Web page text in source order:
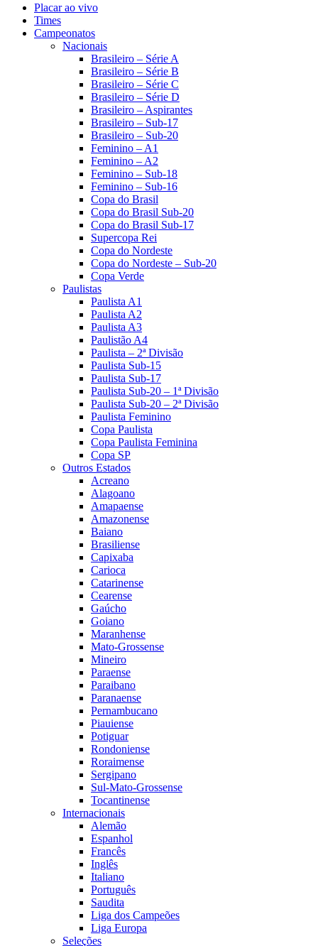
Placar ao vivo
Times
Campeonatos
Nacionais
Brasileiro – Série A
Brasileiro – Série B
Brasileiro – Série C
Brasileiro – Série D
Brasileiro – Aspirantes
Brasileiro – Sub-17
Brasileiro – Sub-20
Feminino – A1
Feminino – A2
Feminino – Sub-18
Feminino – Sub-16
Copa do Brasil
Copa do Brasil Sub-20
Copa do Brasil Sub-17
Supercopa Rei
Copa do Nordeste
Copa do Nordeste – Sub-20
Copa Verde
Paulistas
Paulista A1
Paulista A2
Paulista A3
Paulistão A4
Paulista – 2ª Divisão
Paulista Sub-15
Paulista Sub-17
Paulista Sub-20 – 1ª Divisão
Paulista Sub-20 – 2ª Divisão
Paulista Feminino
Copa Paulista
Copa Paulista Feminina
Copa SP
Outros Estados
Acreano
Alagoano
Amapaense
Amazonense
Baiano
Brasiliense
Capixaba
Carioca
Catarinense
Cearense
Gaúcho
Goiano
Maranhense
Mato-Grossense
Mineiro
Paraense
Paraibano
Paranaense
Pernambucano
Piauiense
Potiguar
Rondoniense
Roraimense
Sergipano
Sul-Mato-Grossense
Tocantinense
Internacionais
Alemão
Espanhol
Francês
Inglês
Italiano
Português
Saudita
Liga dos Campeões
Liga Europa
Seleções